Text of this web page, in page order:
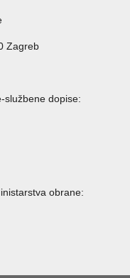
Zagreb
službene dopise:
obrane: